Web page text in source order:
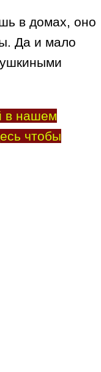
в домах, оно
Да и мало
в нашем
чтобы